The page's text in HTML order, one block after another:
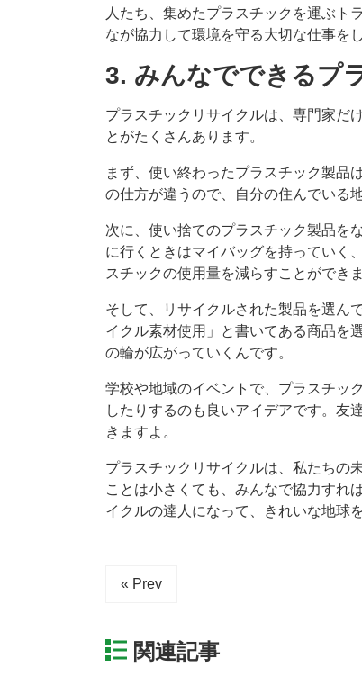
人たち、集めたプラスチックを運ぶト
なが協力して環境を守る大切な仕事を
3. みんなでできるプ
プラスチックリサイクルは、専門家だ
とがたくさんあります。
まず、使い終わったプラスチック製品
の仕方が違うので、自分の住んでいる
次に、使い捨てのプラスチック製品を
に行くときはマイバッグを持っていく
スチックの使用量を減らすことができま
そして、リサイクルされた製品を選ん
イクル素材使用」と書いてある商品を
の輪が広がっていくんです。
学校や地域のイベントで、プラスチッ
したりするのも良いアイデアです。友
きますよ。
プラスチックリサイクルは、私たちの
ことは小さくても、みんなで協力すれ
イクルの達人になって、きれいな地球
« Prev
関連記事